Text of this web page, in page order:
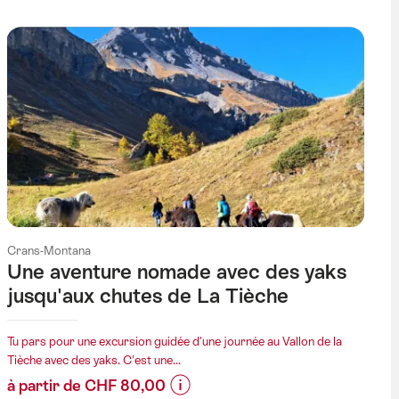
les
prix
de
l’offre
"Plongez
en
Pleine
Nature
:
et
Soupe
Sorcière"
Crans-Montana
Une aventure nomade avec des yaks
jusqu'aux chutes de La Tièche
Tu pars pour une excursion guidée d'une journée au Vallon de la
Tièche avec des yaks. C'est une...
à partir de CHF 80,00